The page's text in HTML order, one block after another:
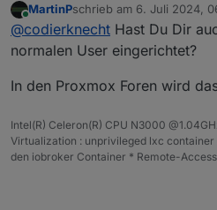
Online
MartinPschrieb am 6. Juli 2024,
zuletzt editiert von
@codierknecht Hast Du Dir
normalen User eingerichtet?
In den Proxmox Foren wird
Intel(R) Celeron(R) CPU N3000
Virtualization : unprivileged lxc
den iobroker Container * Remote-